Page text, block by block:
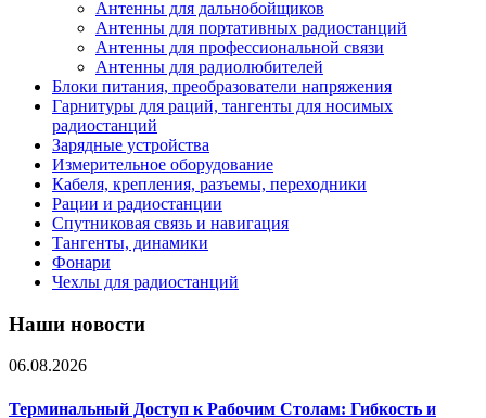
Антенны для дальнобойщиков
Антенны для портативных радиостанций
Антенны для профессиональной связи
Антенны для радиолюбителей
Блоки питания, преобразователи напряжения
Гарнитуры для раций, тангенты для носимых
радиостанций
Зарядные устройства
Измерительное оборудование
Кабеля, крепления, разъемы, переходники
Рации и радиостанции
Спутниковая связь и навигация
Тангенты, динамики
Фонари
Чехлы для радиостанций
Наши новости
06.08.2026
Терминальный Доступ к Рабочим Столам: Гибкость и